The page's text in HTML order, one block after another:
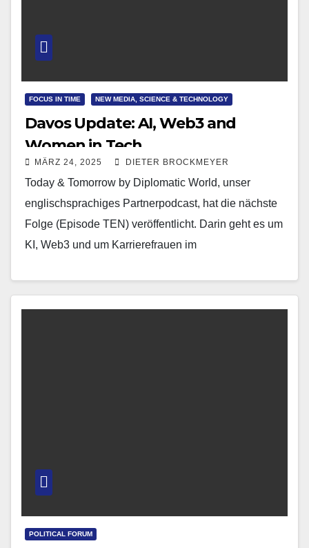
FOCUS IN TIME NEW MEDIA, SCIENCE & TECHNOLOGY
Davos Update: AI, Web3 and
Women in Tech
MÄRZ 24, 2025 DIETER BROCKMEYER
Today & Tomorrow by Diplomatic World, unser
englischsprachiges Partnerpodcast, hat die nächste
Folge (Episode TEN) veröffentlicht. Darin geht es um
KI, Web3 und um Karrierefrauen im
POLITICAL FORUM